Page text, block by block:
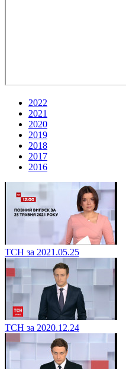
2022
2021
2020
2019
2018
2017
2016
ТСН за 2021.05.25
ТСН за 2020.12.24